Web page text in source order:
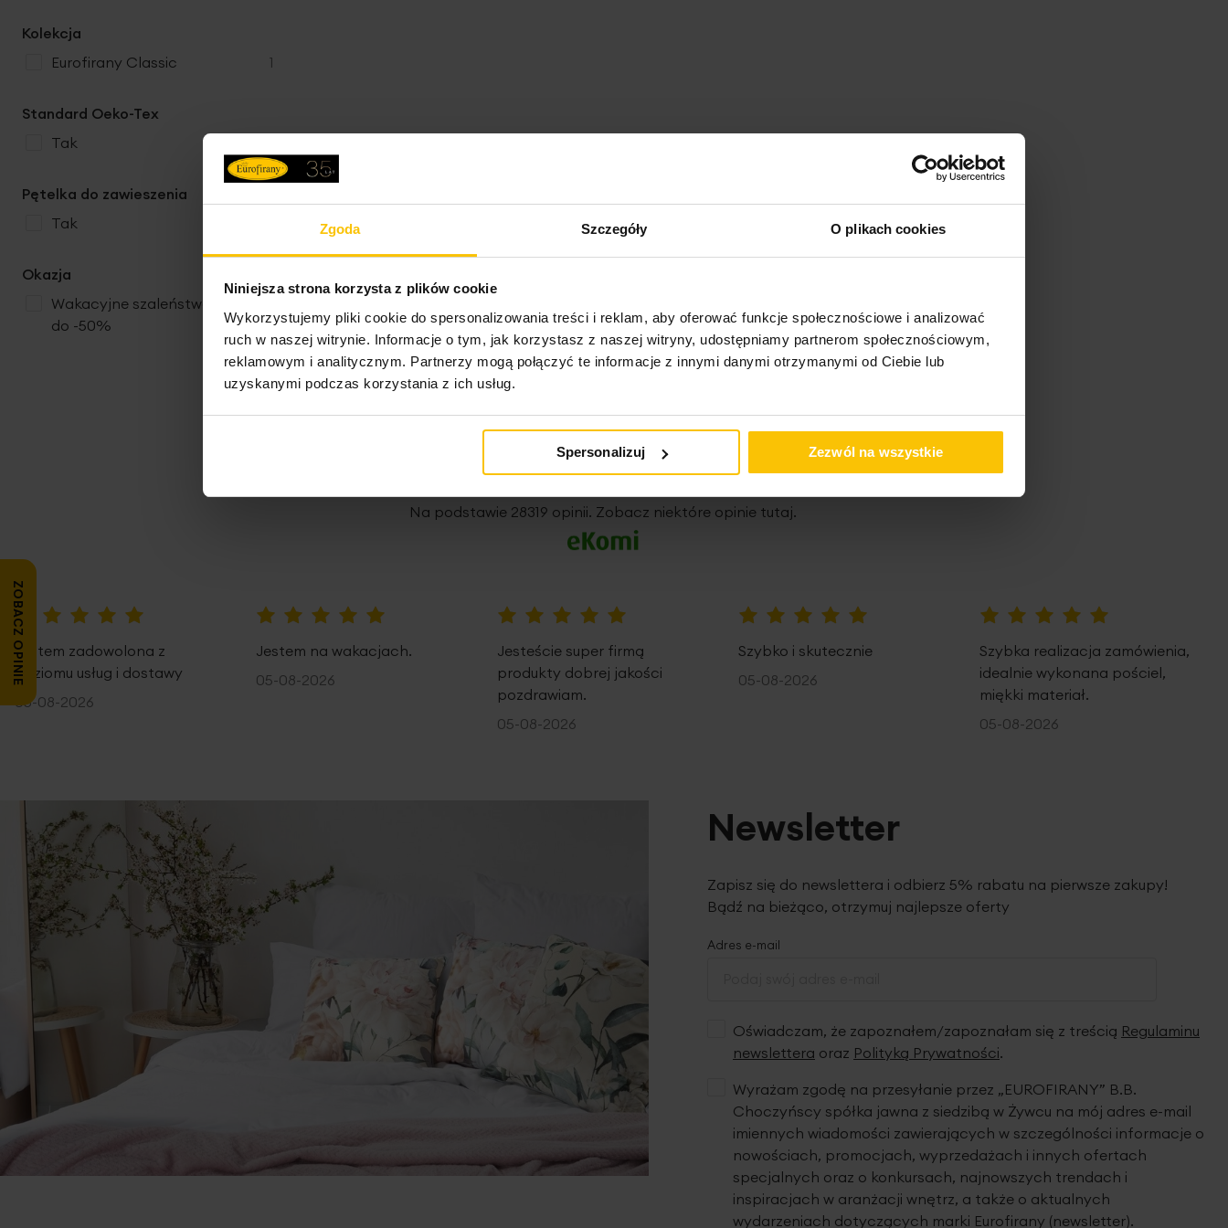
Zgoda Szczegóły O plikach cookies
Niniejsza strona korzysta z plików cookie
Wykorzystujemy pliki cookie do spersonalizowania treści i reklam, aby oferować funkcje społecznościowe i analizować
ruch w naszej witrynie. Informacje o tym, jak korzystasz z naszej witryny, udostępniamy partnerom społecznościowym,
reklamowym i analitycznym. Partnerzy mogą połączyć te informacje z innymi danymi otrzymanymi od Ciebie lub
uzyskanymi podczas korzystania z ich usług.
Spersonalizuj Zezwól na wszystkie
Kolekcja
Eurofirany Classic
1produkt
Standard Oeko-Tex
tak
Pętelka do zawieszenia
tak
produkty
Okazja
Wakacyjne szaleństwo cen
do -50%
2
produkty
Opinie potwierdzone zakupem
5%
Na podstawie 28319 opinii. Zobacz niektóre opinie tutaj.
100%
Jestem zadowolona z
poziomu usług i dostawy
05-08-2026
Jestem na wakacjach.
05-08-2026
Jesteście super firmą
produkty dobrej jakości
pozdrawiam.
05-08-2026
Szybko i skutecznie
05-08-2026
Szybka realizacja zamówienia,
idealnie wykonana pościel,
miękki materiał.
05-08-2026
Newsletter
Zapisz się do newslettera i odbierz 5% rabatu na pierwsze zakupy!
Bądź na bieżąco, otrzymuj najlepsze oferty
Adres e-mail
Oświadczam, że zapoznałem/zapoznałam się z treścią Regulaminu
newslettera oraz Polityką Prywatności.
Wyrażam zgodę na przesyłanie przez „EUROFIRANY” B.B.
Choczyńscy spółka jawna z siedzibą w Żywcu na mój adres e-mail
imiennych wiadomości zawierających w szczególności informacje o
nowościach, promocjach, wyprzedażach i innych ofertach
specjalnych oraz o konkursach, najnowszych trendach i
inspiracjach w aranżacji wnętrz, a także o aktualnych
wydarzeniach dotyczących marki Eurofirany (newsletter).
ZOBACZ OPINIE